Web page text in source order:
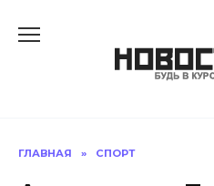
ГЛАВНАЯ » СПОРТ